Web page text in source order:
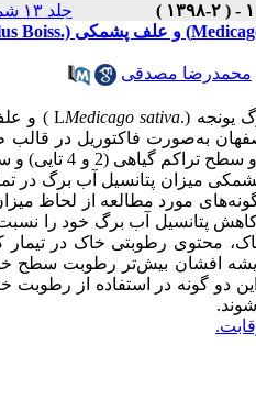
جلد ۱۳ شماره ۱ صفحات ۷۵-۶۵
محمدرضا مصدقی
یونجه (.Medicago sativa
L) و
به‌صورت فاکتوریل در قالب
اجرا شد. 18 تیمار
پشمکی میزان پتانسیل آب برگ
مورد مطالعه از لحاظ
پتانسیل آب برگ خود را
محتوی رطوبتی خاک در
بیش‌تر رطوبت سطح خاک
دو گونه در استفاده از رطوبت